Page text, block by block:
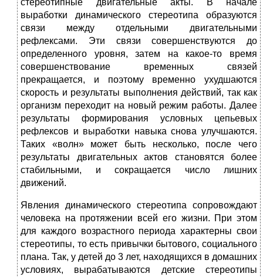
стереотипные двигательные акты. В начале
выработки динамического стереотипа образуются
связи между отдельными двигательными
рефлексами. Эти связи совершенствуются до
определенного уровня, затем на какое-то время
совершенствование временных связей
прекращается, и поэтому временно ухудшаются
скорость и результаты выполнения действий, так как
организм переходит на новый режим работы. Далее
результаты формирования условных цепьевых
рефлексов и выработки навыка снова улучшаются.
Таких «волн» может быть несколько, после чего
результаты двигательных актов становятся более
стабильными, и сокращается число лишних
движений.
Явления динамического стереотипа сопровождают
человека на протяжении всей его жизни. При этом
для каждого возрастного периода характерны свои
стереотипы, то есть привычки бытового, социального
плана. Так, у детей до 3 лет, находящихся в домашних
условиях, вырабатываются детские стереотипы